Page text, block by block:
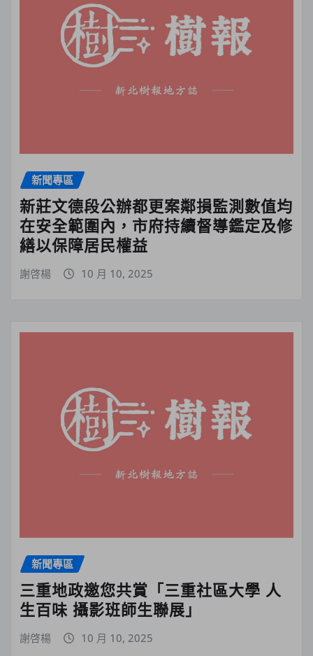
新聞專區
新莊文德段公辦都更案鄰損監測數值均
在安全範圍內，市府持續督導鑑定及修
繕以保障居民權益
謝啓楊 10 月 10, 2025
新聞專區
三重地政邀您共賞「三重社區大學 人
生百味 攝影班師生聯展」
謝啓楊 10 月 10, 2025